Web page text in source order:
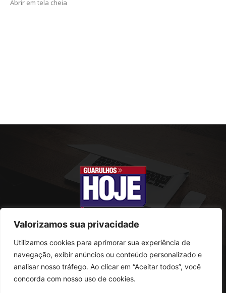
Valorizamos sua privacidade
Utilizamos cookies para aprimorar sua experiência de
navegação, exibir anúncios ou conteúdo personalizado e
analisar nosso tráfego. Ao clicar em “Aceitar todos”, você
concorda com nosso uso de cookies.
Abrir em tela cheia
SOBRE NÓS
Rua Conselheiro Antonio Prado, 121